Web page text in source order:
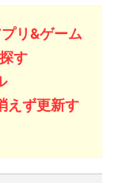
リ&ゲーム
す
ず更新す